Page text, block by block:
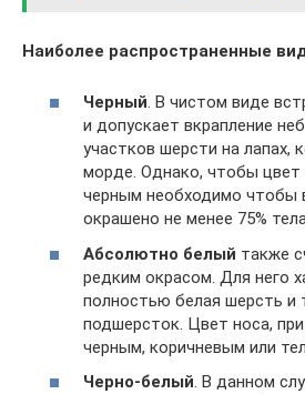
Наиболее распространенные
Черный. В чистом виде
и допускает вкрапление
участков шерсти на лапах,
морде. Однако, чтобы цвет
черным необходимо чтобы
окрашено не менее 75%
Абсолютно белый также
редким окрасом. Для него
полностью белая шерсть и
подшерсток. Цвет носа,
черным, коричневым или
Черно-белый. В данном